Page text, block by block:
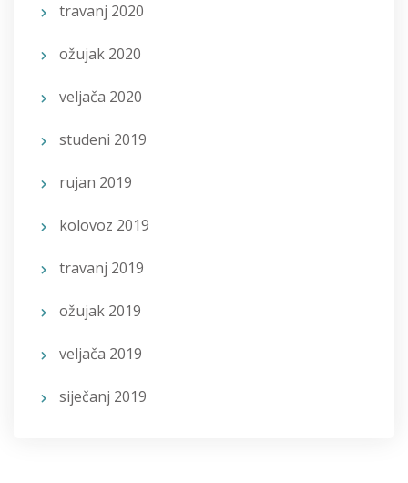
travanj 2020
ožujak 2020
veljača 2020
studeni 2019
rujan 2019
kolovoz 2019
travanj 2019
ožujak 2019
veljača 2019
siječanj 2019